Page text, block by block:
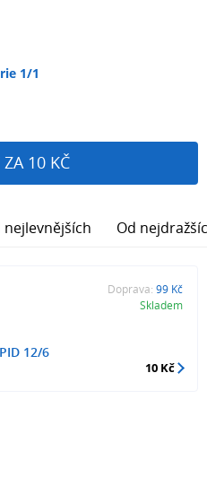
1/1
10 KČ
nejlevnějších Od
12/6
Doprava: 99 Kč
Skladem
10 Kč